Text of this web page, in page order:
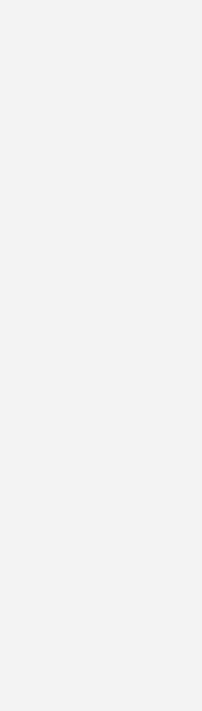
präsentiert
Ihrer Messeplanung.
einen
DIN 3553 in einer
überwacht